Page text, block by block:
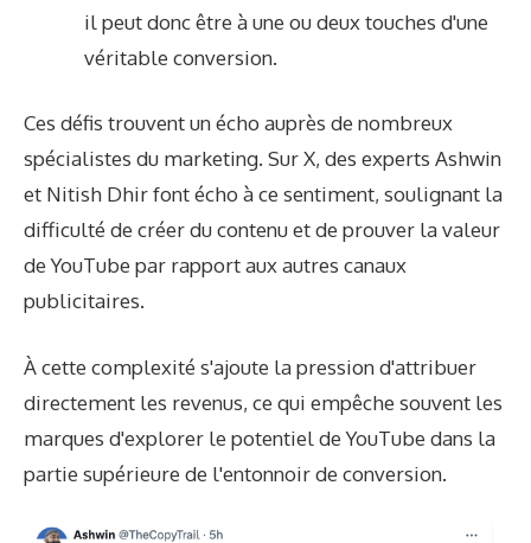
il peut donc être à une ou deux touches d'une
véritable conversion.
Ces défis trouvent un écho auprès de nombreux
spécialistes du marketing. Sur X, des experts Ashwin
et Nitish Dhirfont écho à ce sentiment, soulignant la
difficulté de créer du contenu et de prouver la valeur
de YouTube par rapport aux autres canaux
publicitaires.
À cette complexité s'ajoute la pression d'attribuer
directement les revenus, ce qui empêche souvent les
marques d'explorer le potentiel de YouTube dans la
partie supérieure de l'entonnoir de conversion.